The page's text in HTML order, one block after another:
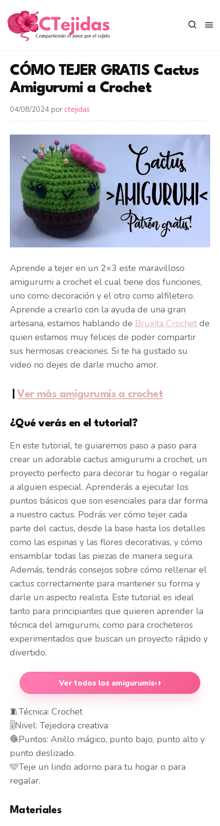
contenido
CÓMO TEJER GRATIS Cactus
Amigurumi a Crochet
04/08/2024 por ctejidas
Aprende a tejer en un 2×3 este maravilloso
amigurumi a crochet el cual tiene dos funciones,
uno como decoración y el otro como alfiletero.
Aprende a crearlo con la ayuda de una gran
artesana, estamos hablando de Bruxita Crochet de
quien estamos muy felices de poder compartir
sus hermosas creaciones. Si te ha gustado su
video no dejes de darle mucho amor.
Ver más amigurumis a crochet
¿Qué verás en el tutorial?
En este tutorial, te guiaremos paso a paso para
crear un adorable cactus amigurumi a crochet, un
proyecto perfecto para decorar tu hogar o regalar
a alguien especial. Aprenderás a ejecutar los
puntos básicos que son esenciales para dar forma
a nuestro cactus. Podrás ver cómo tejer cada
parte del cactus, desde la base hasta los detalles
como las espinas y las flores decorativas, y cómo
ensamblar todas las piezas de manera segura.
Además, tendrás consejos sobre cómo rellenar el
cactus correctamente para mantener su forma y
darle un aspecto realista. Este tutorial es ideal
tanto para principiantes que quieren aprender la
técnica del amigurumi, como para crocheteros
experimentados que buscan un proyecto rápido y
divertido.
Ver todos los amigurumis›
🧵Técnica: Crochet
🎚️Nivel: Tejedora creativa
🧶Puntos: Anillo mágico, punto bajo, punto alto y
punto deslizado.
🩵Teje un lindo adorno para tu hogar o para
regalar.
Materiales